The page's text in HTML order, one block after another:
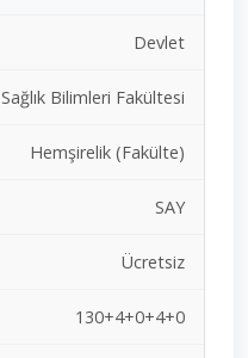
Devlet
Sağlık Bilimleri Fakültesi
Hemşirelik (Fakülte)
SAY
Ücretsiz
130+4+0+4+0